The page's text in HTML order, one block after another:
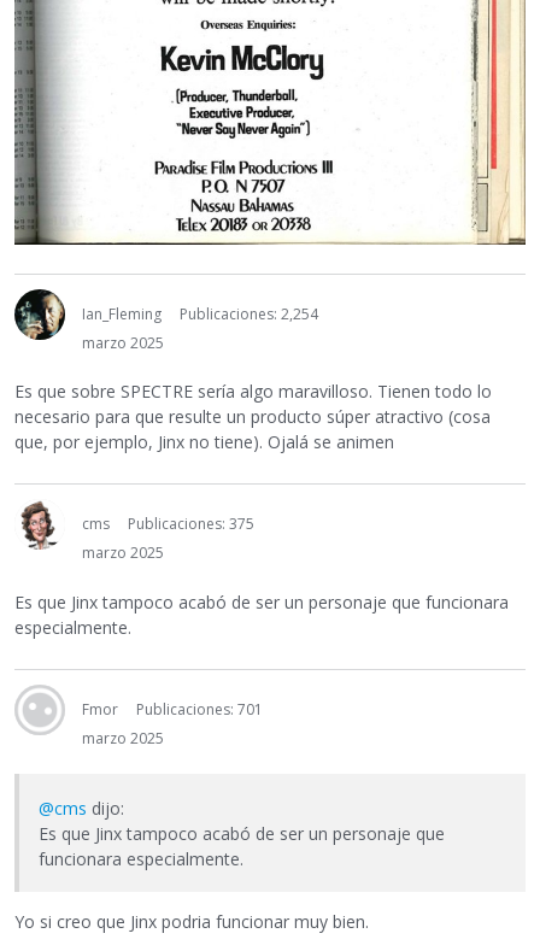
Ian_Fleming
Publicaciones: 2,254
marzo 2025
Es que sobre SPECTRE sería algo maravilloso. Tienen todo lo
necesario para que resulte un producto súper atractivo (cosa
que, por ejemplo, Jinx no tiene). Ojalá se animen
cms
Publicaciones: 375
marzo 2025
Es que Jinx tampoco acabó de ser un personaje que funcionara
especialmente.
Fmor
Publicaciones: 701
marzo 2025
@cms dijo:
Es que Jinx tampoco acabó de ser un personaje que
funcionara especialmente.
Yo si creo que Jinx podria funcionar muy bien.